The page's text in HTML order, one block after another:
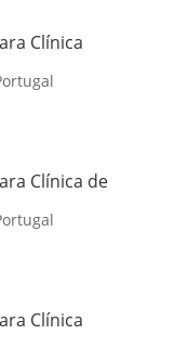
Clínica
Clínica de
Clínica